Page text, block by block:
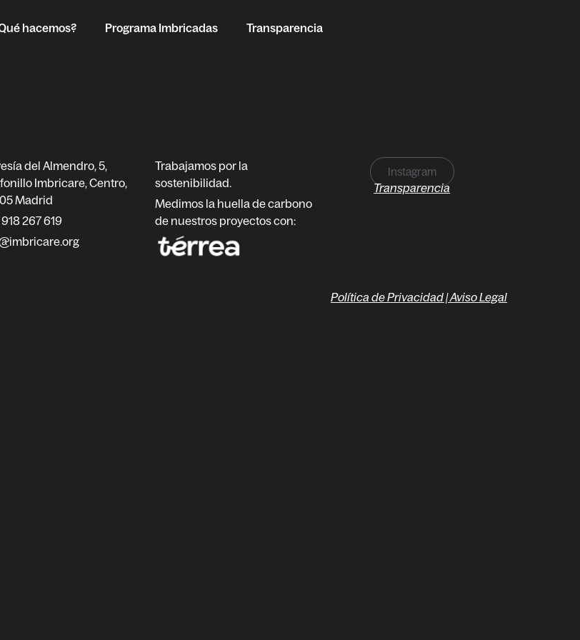
hacemos? Programa Imbricadas Transparencia
del Almendro, 5,
Imbricare, Centro,
Madrid
267 619
Trabajamos por la
sostenibilidad.
Medimos la huella de carbono
de nuestros proyectos con:
Instagram
Transparencia
Política de Privacidad|Aviso Legal